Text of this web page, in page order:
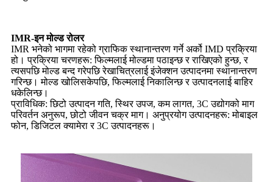
IMR-इन मोल्ड रोलर
IMR भनेको भागमा रहेको ग्राफिक स्थानान्तरण गर्ने अर्को IMD प्रक्रिया
हो। प्रक्रिया चरणहरू: फिल्मलाई मोल्डमा पठाइन्छ र राखिएको हुन्छ, र
त्यसपछि मोल्ड बन्द गरेपछि रेखाचित्रलाई इंजेक्शन उत्पादनमा स्थानान्तरण
गरिन्छ। मोल्ड खोलिसकेपछि, फिल्मलाई निकालिन्छ र उत्पादनलाई बाहिर
धकेलिन्छ।
प्राविधिक: छिटो उत्पादन गति, स्थिर उपज, कम लागत, 3C उद्योगको माग
परिवर्तन अनुरूप, छोटो जीवन चक्र माग। अनुप्रयोग उत्पादनहरू: मोबाइल
फोन, डिजिटल क्यामेरा र 3C उत्पादनहरू।